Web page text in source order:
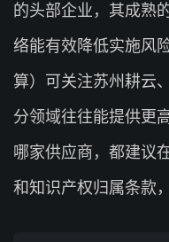
的头部企业，其成熟
络能有效降低实施风
算）可关注苏州耕云
分领域往往能提供更
哪家供应商，都建议
和知识产权归属条款